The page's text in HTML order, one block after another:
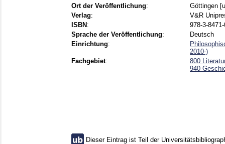
Ort der Veröffentlichung:
Göttingen
Verlag:
V&R
ISBN :
978-3-
Sprache der Veröffentlichung:
Deutsch
Einrichtung:
2010-)
Fachgebiet:
800
940
Dieser Eintrag ist Teil der